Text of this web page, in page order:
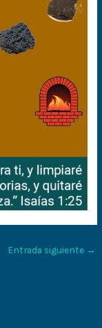
Entrada siguiente →